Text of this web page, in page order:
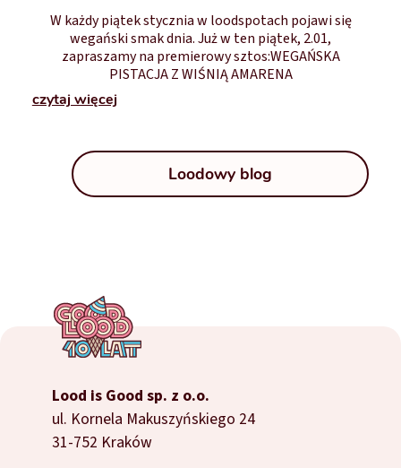
W każdy piątek stycznia w loodspotach pojawi się
wegański smak dnia. Już w ten piątek, 2.01,
zapraszamy na premierowy sztos:WEGAŃSKA
PISTACJA Z WIŚNIĄ AMARENA
czytaj więcej
Loodowy blog
Lood is Good sp. z o.o.
ul. Kornela Makuszyńskiego 24
31-752 Kraków